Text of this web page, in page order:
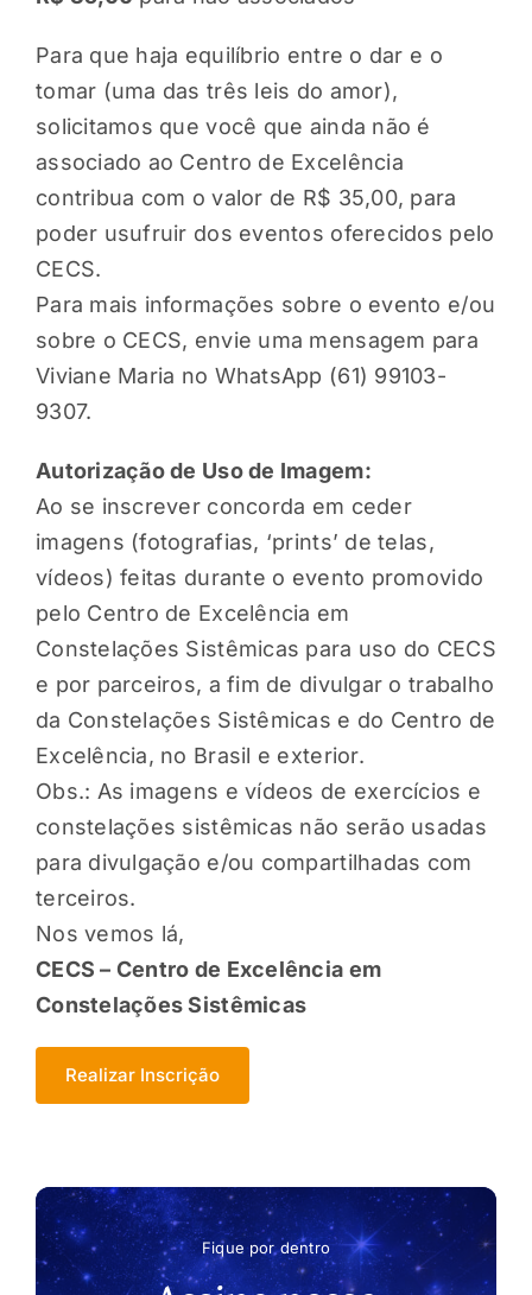
Para que haja equilíbrio entre o dar e o
tomar (uma das três leis do amor),
solicitamos que você que ainda não é
associado ao Centro de Excelência
contribua com o valor de R$ 35,00, para
poder usufruir dos eventos oferecidos pelo
CECS.
Para mais informações sobre o evento e/ou
sobre o CECS, envie uma mensagem para
Viviane Maria no WhatsApp (61) 99103-
9307.
Autorização de Uso de Imagem:
Ao se inscrever concorda em ceder
imagens (fotografias, ‘prints’ de telas,
vídeos) feitas durante o evento promovido
pelo Centro de Excelência em
Constelações Sistêmicas para uso do CECS
e por parceiros, a fim de divulgar o trabalho
da Constelações Sistêmicas e do Centro de
Excelência, no Brasil e exterior.
Obs.: As imagens e vídeos de exercícios e
constelações sistêmicas não serão usadas
para divulgação e/ou compartilhadas com
terceiros.
Nos vemos lá,
CECS – Centro de Excelência em
Constelações Sistêmicas
Realizar Inscrição
Fique por dentro